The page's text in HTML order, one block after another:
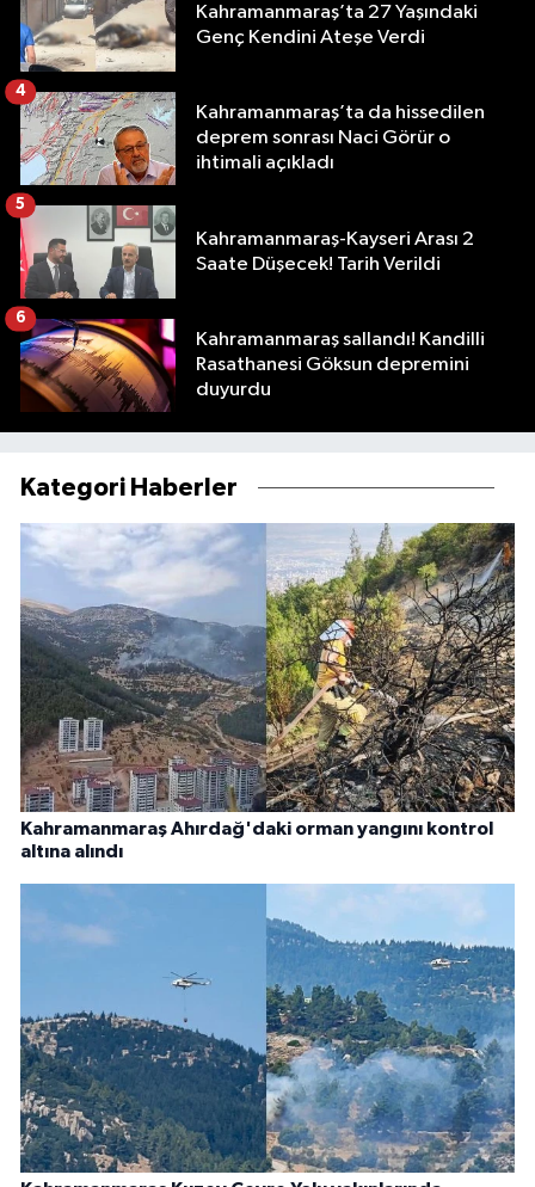
Kahramanmaraş’ta 27 Yaşındaki
Genç Kendini Ateşe Verdi
Kahramanmaraş’ta da hissedilen
deprem sonrası Naci Görür o
ihtimali açıkladı
4
Kahramanmaraş-Kayseri Arası 2
Saate Düşecek! Tarih Verildi
5
Kahramanmaraş sallandı! Kandilli
Rasathanesi Göksun depremini
duyurdu
6
Kategori Haberler
Kahramanmaraş Ahırdağ'daki orman yangını kontrol
altına alındı